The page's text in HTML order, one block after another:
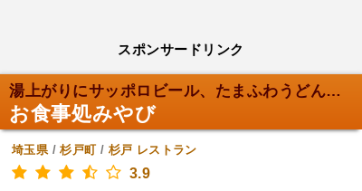
スポンサードリンク
湯上がりにサッポロビール、たまふわうどん御膳！
お食事処みやび
埼玉県/杉戸町/ 杉戸 レストラン
3.9